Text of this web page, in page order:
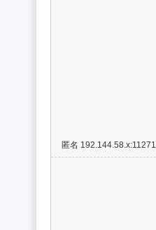
匿名 192.144.58.x:11271